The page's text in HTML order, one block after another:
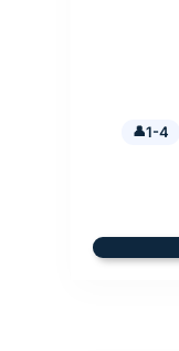
1-4